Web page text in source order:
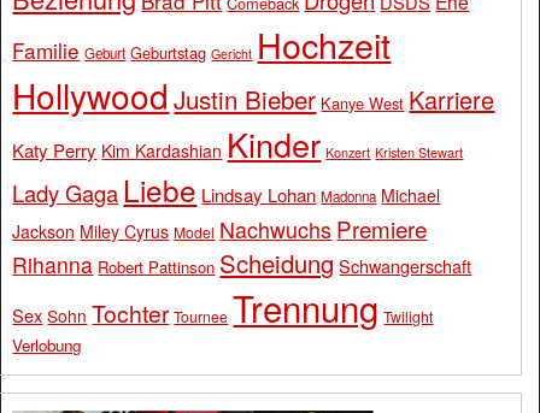
Familie Geburt Geburtstag Gericht Hochzeit
Hollywood Justin Bieber Kanye West Karriere
Katy Perry Kim Kardashian Kinder Konzert Kristen Stewart
Lady Gaga Liebe Lindsay Lohan Madonna Michael
Jackson Miley Cyrus Model Nachwuchs Premiere
Rihanna Robert Pattinson Scheidung Schwangerschaft
Sex Sohn Tochter Tournee Trennung Twilight
Verlobung